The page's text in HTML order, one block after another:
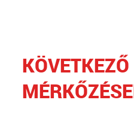
KÖVETKEZŐ